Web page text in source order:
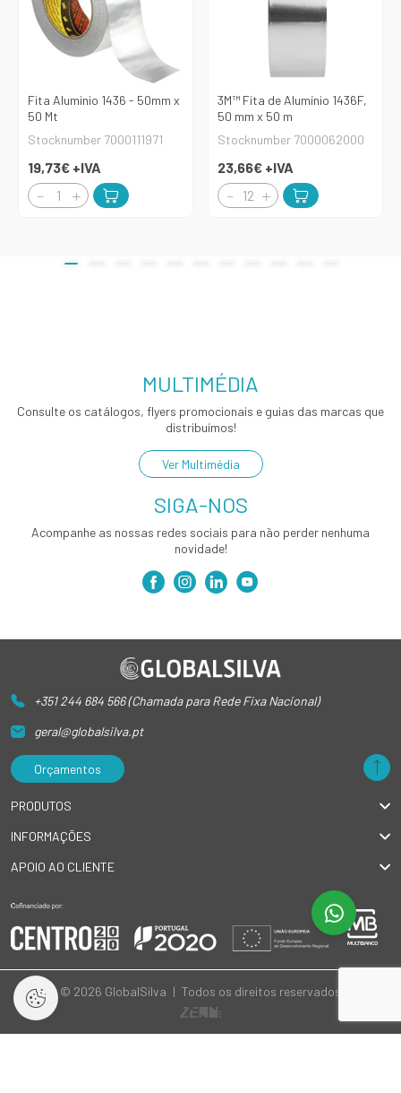
Fita Aluminio 1436 - 50mm x
50 Mt
Stocknumber 7000111971
19,73€ +IVA
3M™ Fita de Alumínio 1436F,
50 mm x 50 m
Stocknumber 7000062000
23,66€ +IVA
MULTIMÉDIA
Consulte os catálogos, flyers promocionais e guias das marcas que
distribuímos!
Ver Multimédia
SIGA-NOS
Acompanhe as nossas redes sociais para não perder nenhuma
novidade!
+351 244 684 566 (Chamada para Rede Fixa Nacional)
geral@globalsilva.pt
Orçamentos
PRODUTOS
INFORMAÇÕES
APOIO AO CLIENTE
© 2026 GlobalSilva | Todos os direitos reservados